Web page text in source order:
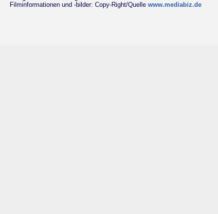
Filminformationen und -bilder: Copy-Right/Quelle www.mediabiz.de